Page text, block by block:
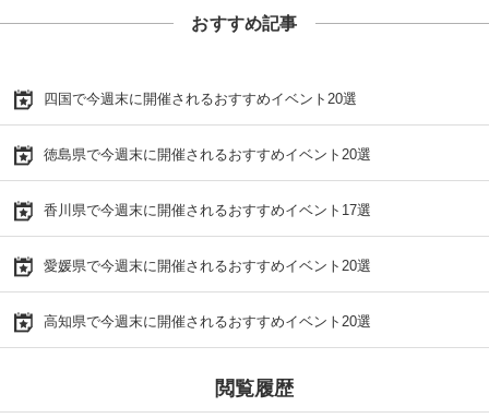
おすすめ記事
四国で今週末に開催されるおすすめイベント20選
徳島県で今週末に開催されるおすすめイベント20選
香川県で今週末に開催されるおすすめイベント17選
愛媛県で今週末に開催されるおすすめイベント20選
高知県で今週末に開催されるおすすめイベント20選
閲覧履歴